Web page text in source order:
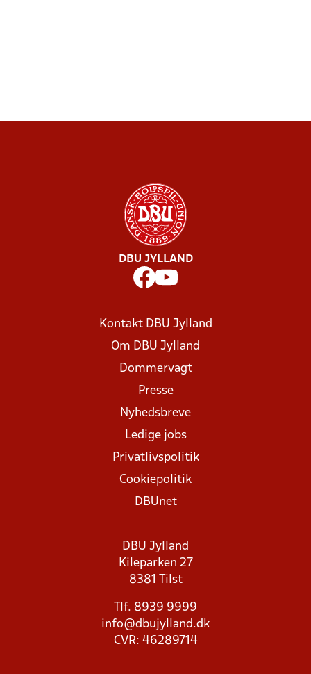
DBU JYLLAND
Kontakt DBU Jylland
Om DBU Jylland
Dommervagt
Presse
Nyhedsbreve
Ledige jobs
Privatlivspolitik
Cookiepolitik
DBUnet
DBU Jylland
Kileparken 27
8381 Tilst
Tlf. 8939 9999
info@dbujylland.dk
CVR: 46289714